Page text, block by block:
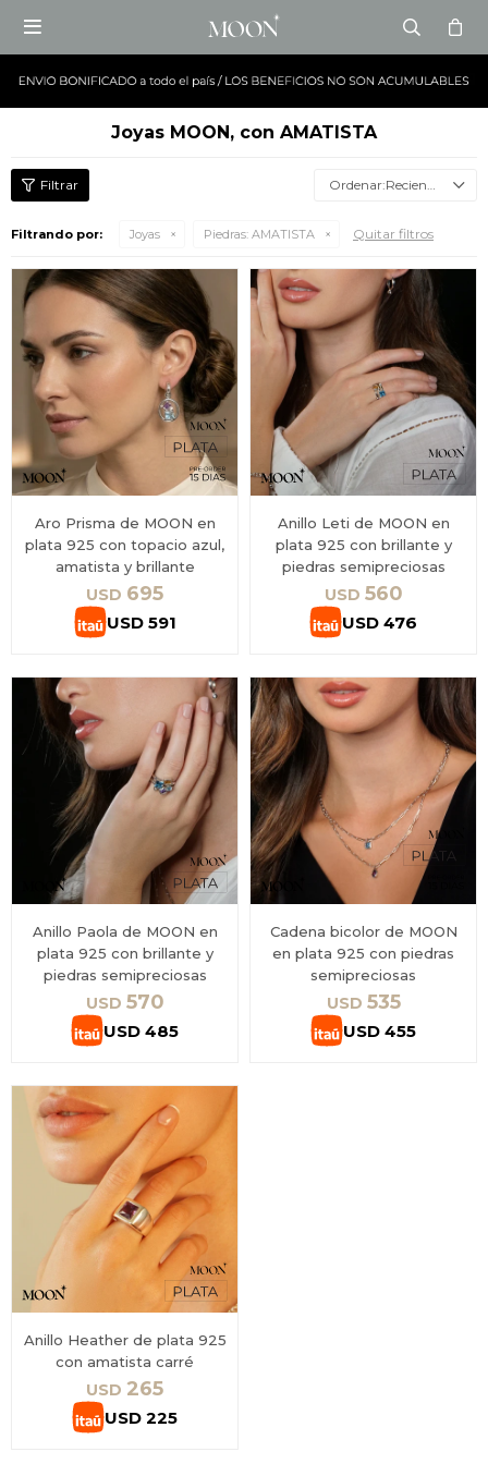

Joyas MOON, con AMATISTA
Recientes
Filtrando por: Joyas Piedras: AMATISTA Quitar filtros
Aro Prisma de MOON en
plata 925 con topacio azul,
amatista y brillante
USD 695
USD 591
Anillo Leti de MOON en
plata 925 con brillante y
piedras semipreciosas
USD 560
USD 476
Anillo Paola de MOON en
plata 925 con brillante y
piedras semipreciosas
USD 570
USD 485
Cadena bicolor de MOON
en plata 925 con piedras
semipreciosas
USD 535
USD 455
Anillo Heather de plata 925
con amatista carré
USD 265
USD 225